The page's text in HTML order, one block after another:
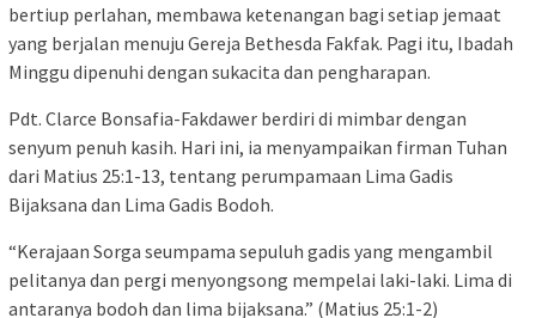
bertiup perlahan, membawa ketenangan bagi setiap jemaat
yang berjalan menuju Gereja Bethesda Fakfak. Pagi itu, Ibadah
Minggu dipenuhi dengan sukacita dan pengharapan.
Pdt. Clarce Bonsafia-Fakdawer berdiri di mimbar dengan
senyum penuh kasih. Hari ini, ia menyampaikan firman Tuhan
dari Matius 25:1-13, tentang perumpamaan Lima Gadis
Bijaksana dan Lima Gadis Bodoh.
“Kerajaan Sorga seumpama sepuluh gadis yang mengambil
pelitanya dan pergi menyongsong mempelai laki-laki. Lima di
antaranya bodoh dan lima bijaksana.” (Matius 25:1-2)